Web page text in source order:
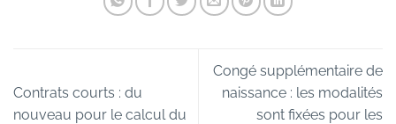
Contrats courts : du
nouveau pour le calcul du
Congé supplémentaire de
naissance : les modalités
sont fixées pour les